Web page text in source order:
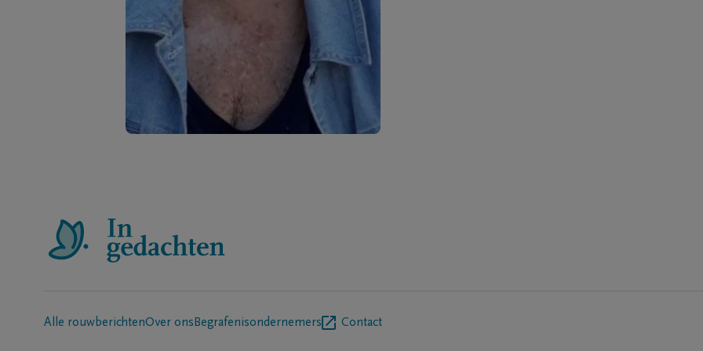
Alle rouwberichtenOver ons Begrafenisondernemers Contact